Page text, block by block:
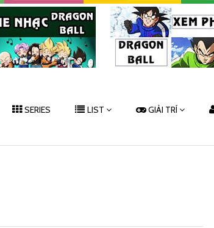
SERIES LIST GIẢI TRÍ